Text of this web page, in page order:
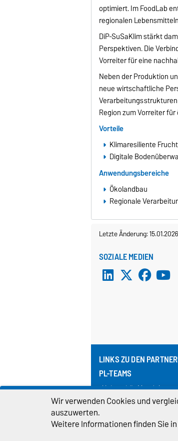
optimiert. Im FoodLab
regionalen
DiP-SuSaKlim stärkt
Perspektiven. Die
Vorreiter für eine
Neben der Produktion
neue wirtschaftliche
Region zum Vorreiter
Vorteile
Klimaresiliente
Digitale
Anwendungsbereiche
Ökolandbau
Regionale
Letzte Änderung: 15.01.2026
SOZIALE MEDIEN
LINKS ZU DEN
PL-TEAMS
Universität Magdeburg
Friedrich-Schiller-
Hochschule Anhalt
Wir verwenden Cookies und
auszuwerten.
Weitere Informationen finden Sie